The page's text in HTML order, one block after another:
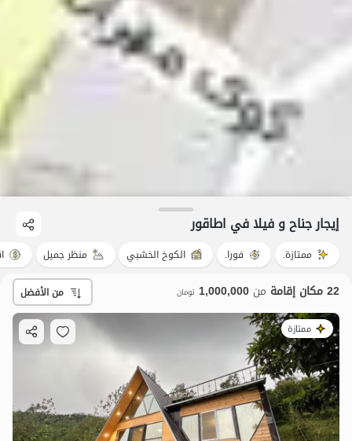
إيجار جناح و فيلا في اطاقور
ممتازة. فورا. الكوخ الخشبي منظر جميل
22 مكان إقامة من 1,000,000 تومان من الأفضل
ممتازة